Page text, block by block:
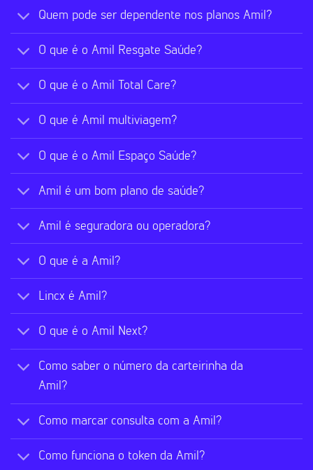
Quem pode ser dependente nos planos Amil?
O que é o Amil Resgate Saúde?
O que é o Amil Total Care?
O que é Amil multiviagem?
O que é o Amil Espaço Saúde?
Amil é um bom plano de saúde?
Amil é seguradora ou operadora?
O que é a Amil?
Lincx é Amil?
O que é o Amil Next?
Como saber o número da carteirinha da
Amil?
Como marcar consulta com a Amil?
Como funciona o token da Amil?